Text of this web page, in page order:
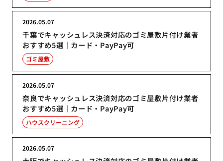
千葉でキャッシュレス決済対応のゴミ屋敷片付け業者
おすすめ5選｜カード・PayPay可
2026.05.07
ゴミ屋敷
奈良でキャッシュレス決済対応のゴミ屋敷片付け業者
おすすめ5選｜カード・PayPay可
2026.05.07
ハウスクリーニング
2026.05.07